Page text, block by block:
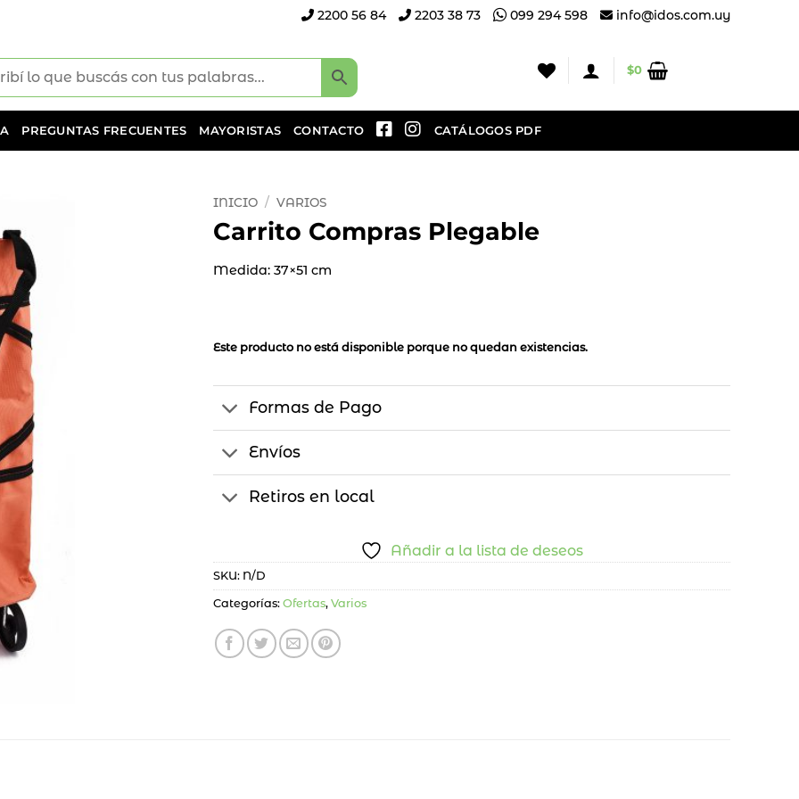
2200 56 84 2203 38 73 099 294 598 info@idos.com.uy
$0
PREGUNTAS FRECUENTES MAYORISTAS CONTACTO CATÁLOGOS PDF
INICIO / VARIOS
Carrito Compras Plegable
Medida: 37×51 cm
Este producto no está disponible porque no quedan existencias.
Formas de Pago
Envíos
Retiros en local
Añadir a la lista de deseos
SKU: N/D
Categorías: Ofertas, Varios